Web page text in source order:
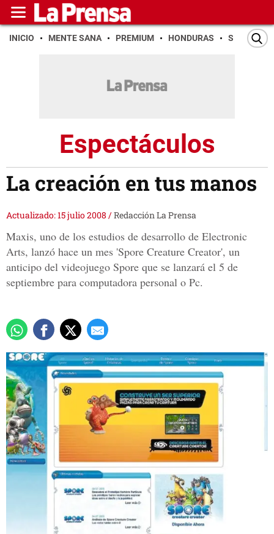
INICIO MENTE SANA PREMIUM HONDURAS SAN PEDRO
Espectáculos
La creación en tus manos
Actualizado: 15 julio 2008 /Redacción La Prensa
Maxis, uno de los estudios de desarrollo de Electronic
Arts, lanzó hace un mes 'Spore Creature Creator', un
anticipo del videojuego Spore que se lanzará el 5 de
septiembre para computadora personal o Pc.